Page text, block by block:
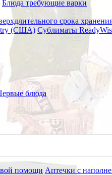
Блюда требующие варки
срока
(США) Сублиматы
блюда
помощи Аптечки с